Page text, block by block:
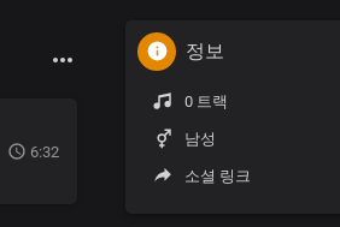
6:32
정보
0 트랙
남성
소셜 링크